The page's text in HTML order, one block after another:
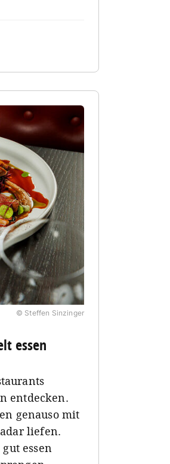
© Steffen Sinzinger
essen
entdecken.
genauso mit
liefen.
essen